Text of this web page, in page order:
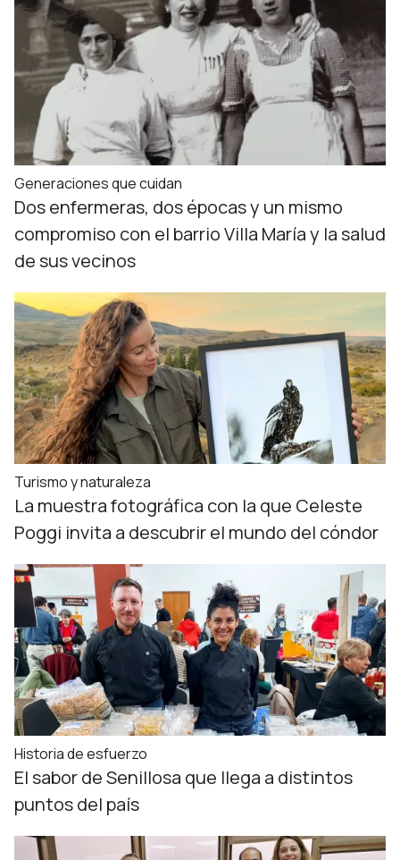
Generaciones que cuidan
Dos enfermeras, dos épocas y un mismo
compromiso con el barrio Villa María y la salud
de sus vecinos
Turismo y naturaleza
La muestra fotográfica con la que Celeste
Poggi invita a descubrir el mundo del cóndor
Historia de esfuerzo
El sabor de Senillosa que llega a distintos
puntos del país